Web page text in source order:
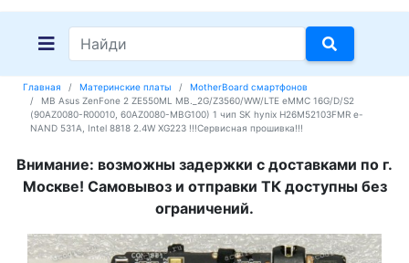
Главная Материнские платы
MotherBoard смартфонов
MB Asus ZenFone 2 ZE550ML MB._2G/Z3560/WW/LTE eMMC 16G/D/S2
(90AZ0080-R00010, 60AZ0080-MBG100) 1 чип SK hynix H26M52103FMR e-
NAND 531A, Intel 8818 2.4W XG223 !!!Сервисная прошивка!!!
Внимание: возможны задержки с доставками по г.
Москве! Самовывоз и отправки ТК доступны без
ограничений.